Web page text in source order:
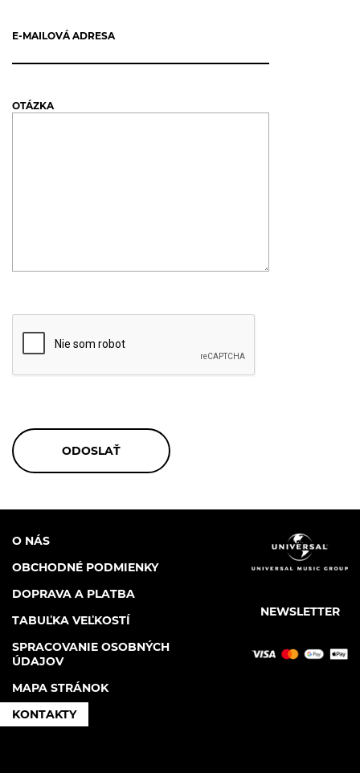
E-MAILOVÁ ADRESA
OTÁZKA
NEWSLETTER
O NÁS
OBCHODNÉ PODMIENKY
DOPRAVA A PLATBA
TABUĽKA VEĽKOSTÍ
SPRACOVANIE OSOBNÝCH
ÚDAJOV
MAPA STRÁNOK
KONTAKTY